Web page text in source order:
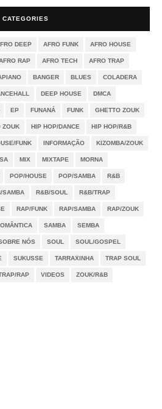
CATEGORIES
DEEP AFRO FUNK AFRO HOUSE
RAP AFRO TECH AFRO TRAP
BANGER BLUES COLADERA
DEEP HOUSE DMCA
EP FUNANÁ FUNK GHETTO ZOUK
ZOUK HIP HOP/DANCE HIP HOP/R&B
FUNK INFORMAÇÃO KIZOMBA/ZOUK
MIX MIXTAPE MORNA
POP/HOUSE POP/SAMBA R&B
SAMBA R&B/SOUL R&B/TRAP
RAP/FUNK RAP/SAMBA RAP/ZOUK
SAMBA SEMBA
NÓS SOUL SOUL/GOSPEL
SUKUSSE TARRAXINHA TRAP SOUL
RAP VIDEOS ZOUK/R&B